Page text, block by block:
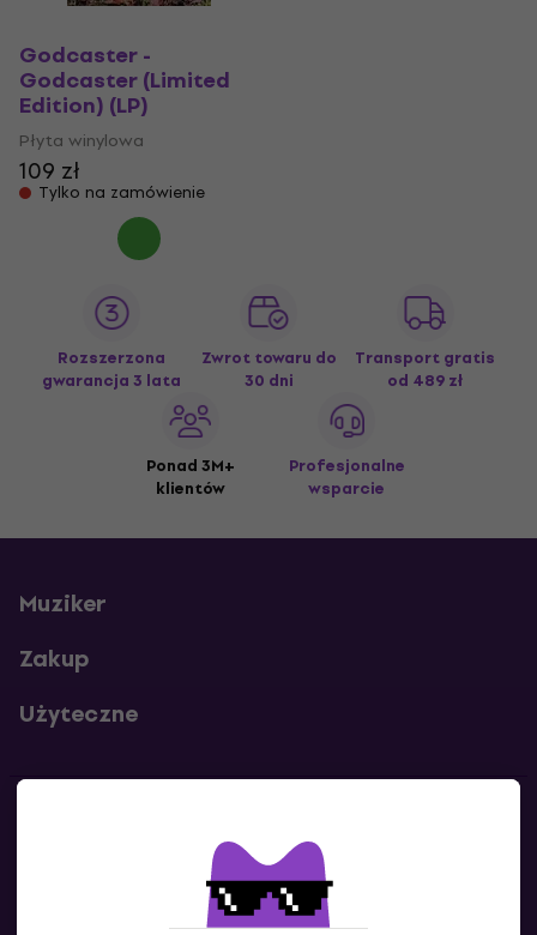
Godcaster -
Godcaster (Limited
Edition) (LP)
Płyta winylowa
109 zł
Tylko na zamówienie
Rozszerzona
gwarancja 3 lata
Zwrot towaru do
30 dni
Transport gratis
od 489 zł
Ponad 3M+
klientów
Profesjonalne
wsparcie
Muziker
Zakup
Użyteczne
Skontaktuj się z nami